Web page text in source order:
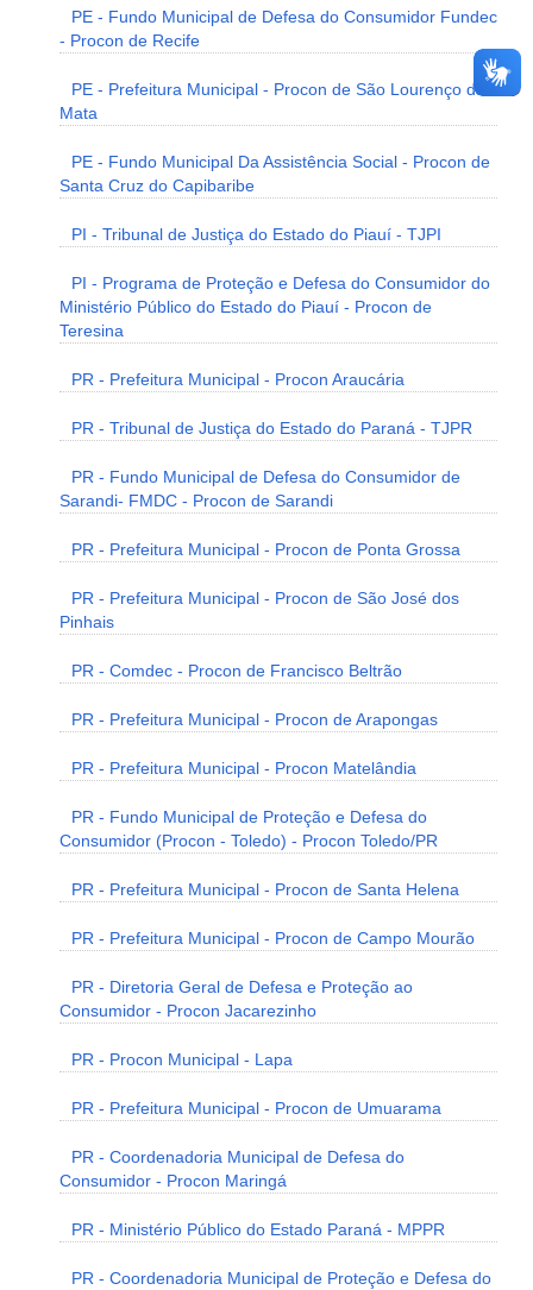
PE - Fundo Municipal de Defesa do Consumidor Fundec
- Procon de Recife
PE - Prefeitura Municipal - Procon de São Lourenço da
Mata
PE - Fundo Municipal Da Assistência Social - Procon de
Santa Cruz do Capibaribe
PI - Tribunal de Justiça do Estado do Piauí - TJPI
PI - Programa de Proteção e Defesa do Consumidor do
Ministério Público do Estado do Piauí - Procon de
Teresina
PR - Prefeitura Municipal - Procon Araucária
PR - Tribunal de Justiça do Estado do Paraná - TJPR
PR - Fundo Municipal de Defesa do Consumidor de
Sarandi- FMDC - Procon de Sarandi
PR - Prefeitura Municipal - Procon de Ponta Grossa
PR - Prefeitura Municipal - Procon de São José dos
Pinhais
PR - Comdec - Procon de Francisco Beltrão
PR - Prefeitura Municipal - Procon de Arapongas
PR - Prefeitura Municipal - Procon Matelândia
PR - Fundo Municipal de Proteção e Defesa do
Consumidor (Procon - Toledo) - Procon Toledo/PR
PR - Prefeitura Municipal - Procon de Santa Helena
PR - Prefeitura Municipal - Procon de Campo Mourão
PR - Diretoria Geral de Defesa e Proteção ao
Consumidor - Procon Jacarezinho
PR - Procon Municipal - Lapa
PR - Prefeitura Municipal - Procon de Umuarama
PR - Coordenadoria Municipal de Defesa do
Consumidor - Procon Maringá
PR - Ministério Público do Estado Paraná - MPPR
PR - Coordenadoria Municipal de Proteção e Defesa do